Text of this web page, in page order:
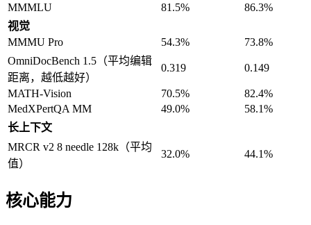
MMMLU
81.5%
86.3%
视觉
MMMU Pro
54.3%
73.8%
OmniDocBench 1.5（平均编辑
距离，越低越好）
0.319 0.149
MATH-Vision 70.5%
82.4%
MedXPertQA MM
49.0%
58.1%
长上下文
MRCR v2 8 needle 128k（平均
值）
32.0% 44.1%
核心能力